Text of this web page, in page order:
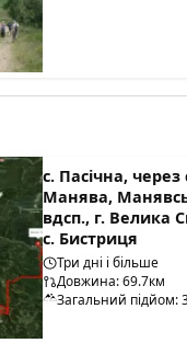
с. Пасічна, через
Манява,
вдсп., г. Велика
с. Бистриця
Три дні і більше
Довжина: 69.7км
Загальний підйом: